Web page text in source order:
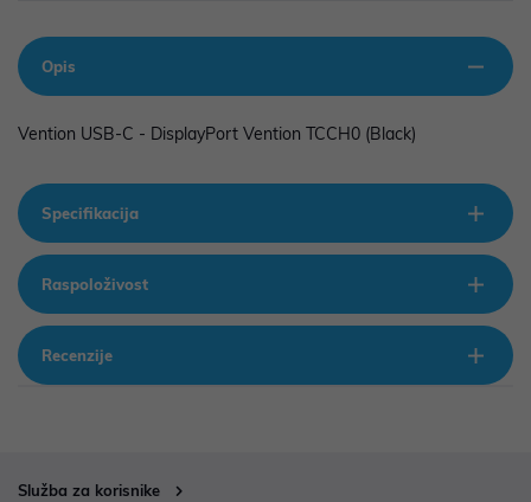
Opis
Vention USB-C - DisplayPort Vention TCCH0 (Black)
Specifikacija
Raspoloživost
Recenzije
Služba za korisnike